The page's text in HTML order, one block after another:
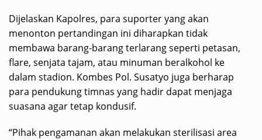
Dijelaskan Kapolres, para suporter yang akan
menonton pertandingan ini diharapkan tidak
membawa barang-barang terlarang seperti petasan,
flare, senjata tajam, atau minuman beralkohol ke
dalam stadion. Kombes Pol. Susatyo juga berharap
para pendukung timnas yang hadir dapat menjaga
suasana agar tetap kondusif.
“Pihak pengamanan akan melakukan sterilisasi area